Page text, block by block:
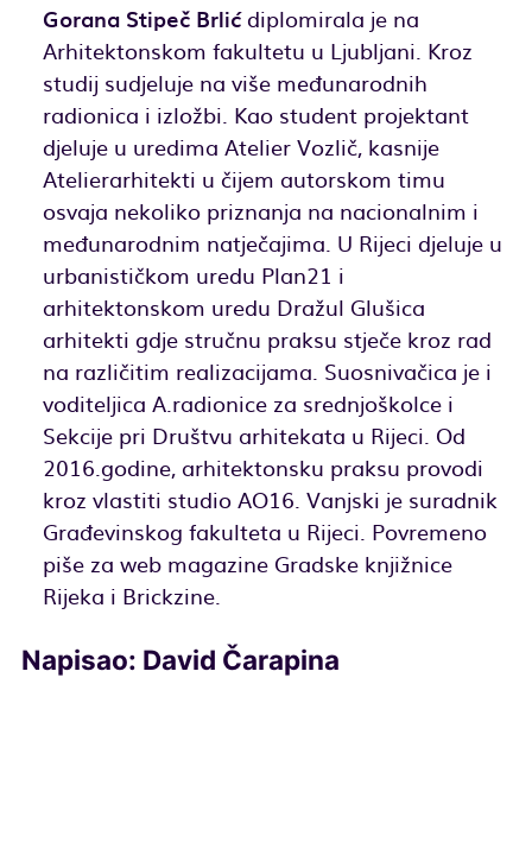
Gorana Stipeč Brlićdiplomirala je na
Arhitektonskom fakultetu u Ljubljani. Kroz
studij sudjeluje na više međunarodnih
radionica i izložbi. Kao student projektant
djeluje u uredima Atelier Vozlič, kasnije
Atelierarhitekti u čijem autorskom timu
osvaja nekoliko priznanja na nacionalnim i
međunarodnim natječajima. U Rijeci djeluje u
urbanističkom uredu Plan21 i
arhitektonskom uredu Dražul Glušica
arhitekti gdje stručnu praksu stječe kroz rad
na različitim realizacijama. Suosnivačica je i
voditeljica A.radionice za srednjoškolce i
Sekcije pri Društvu arhitekata u Rijeci. Od
2016.godine, arhitektonsku praksu provodi
kroz vlastiti studio AO16. Vanjski je suradnik
Građevinskog fakulteta u Rijeci. Povremeno
piše za web magazine Gradske knjižnice
Rijeka i Brickzine.
Napisao: David Čarapina